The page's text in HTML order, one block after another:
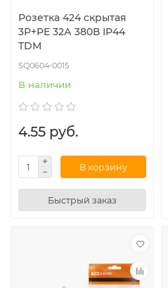
Розетка 424 скрытая
3Р+РЕ 32А 380В IP44
TDM
SQ0604-0015
В наличии
4.55 руб.
В корзину
Быстрый заказ